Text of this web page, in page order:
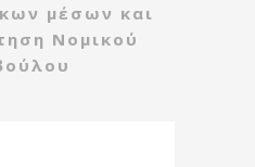
μέσων και
Νομικού